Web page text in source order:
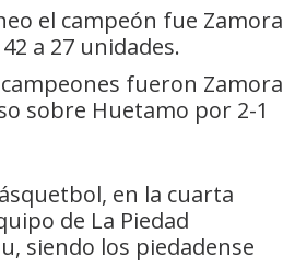
el campeón fue Zamora
a 27 unidades.
fueron Zamora
sobre Huetamo por 2-1
en la cuarta
de La Piedad
siendo los piedadense